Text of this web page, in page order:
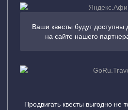
Ваши квесты будут доступны
на сайте нашего
Продвигать квесты выгодно не